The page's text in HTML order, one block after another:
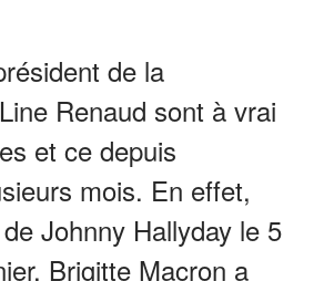
de la
Renaud sont à vrai
et ce depuis
mois. En effet,
Johnny Hallyday le 5
Brigitte Macron a